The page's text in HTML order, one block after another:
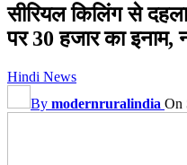
सीरियल किलिंग से
पर 30 हजार का इनाम,
Hindi News
By modernruralindia On